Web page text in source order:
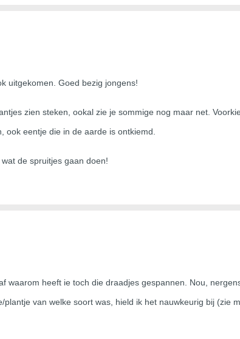
uitgekomen. Goed bezig jongens!
zien steken, ookal zie je sommige nog maar net.
ook eentje die in de aarde is ontkiemd.
de spruitjes gaan doen!
waarom heeft ie toch die draadjes gespannen. Nou,
van welke soort was, hield ik het nauwkeurig bij (zie